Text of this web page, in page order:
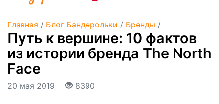
Главная / Блог Бандерольки / Бренды /
Путь к вершине: 10 фактов
из истории бренда The North
Face
20 мая 2019 8390